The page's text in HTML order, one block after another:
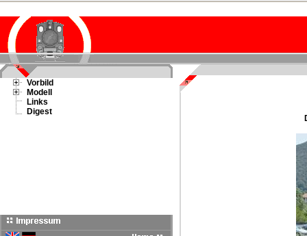
Vorbild
Modell
Links
Digest